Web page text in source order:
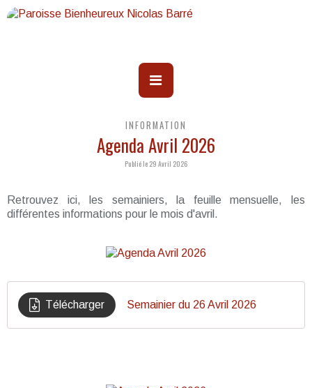
INFORMATION
Agenda Avril 2026
Publié le 29 Avril 2026
Retrouvez ici, les semainiers, la feuille mensuelle, les
différentes informations pour le mois d'avril.
Télécharger Semainier du 26 Avril 2026